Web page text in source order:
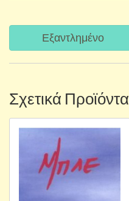
Εξαντλημένο
Σχετικά Προϊόντα